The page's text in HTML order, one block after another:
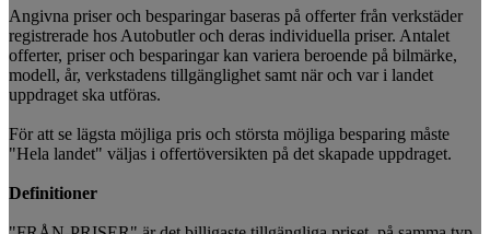
Angivna priser och besparingar baseras på offerter från verkstäder
registrerade hos Autobutler och deras individuella priser. Antalet
offerter, priser och besparingar kan variera beroende på bilmärke,
modell, år, verkstadens tillgänglighet samt när och var i landet
uppdraget ska utföras.
För att se lägsta möjliga pris och största möjliga besparing måste
"Hela landet" väljas i offertöversikten på det skapade uppdraget.
Definitioner